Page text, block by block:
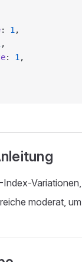
: 1 ,
,
: 1 ,
Index-
moderat,